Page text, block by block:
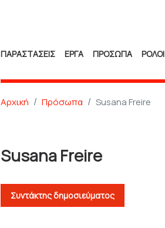
ΠΑΡΑΣΤΑΣΕΙΣ ΕΡΓΑ ΠΡΟΣΩΠΑ ΡΟΛΟΙ
Αρχική Πρόσωπα Susana Freire
Susana Freire
Συντάκτης δημοσιεύματος